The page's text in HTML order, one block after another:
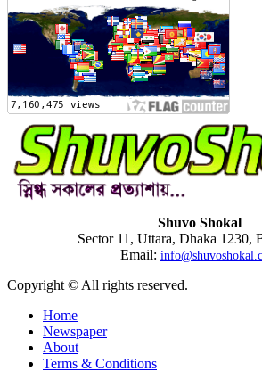
Shuvo Shokal
Sector 11, Uttara, Dhaka 1230,
Email:
Copyright © All rights reserved.
Home
Newspaper
About
Terms & Conditions